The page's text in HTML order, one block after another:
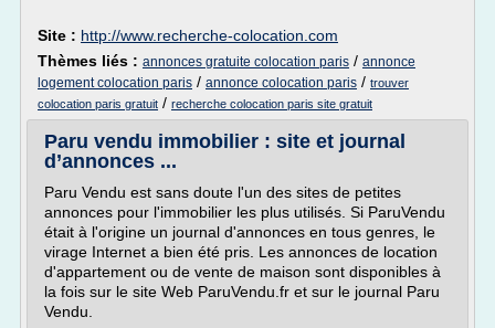
Site : http://www.recherche-colocation.com
Thèmes liés : annonces gratuite colocation paris / annonce
logement colocation paris / annonce colocation paris / trouver
colocation paris gratuit / recherche colocation paris site gratuit
Paru vendu immobilier : site et journal
d’annonces ...
Paru Vendu est sans doute l'un des sites de petites
annonces pour l'immobilier les plus utilisés. Si ParuVendu
était à l'origine un journal d'annonces en tous genres, le
virage Internet a bien été pris. Les annonces de location
d'appartement ou de vente de maison sont disponibles à
la fois sur le site Web ParuVendu.fr et sur le journal Paru
Vendu.